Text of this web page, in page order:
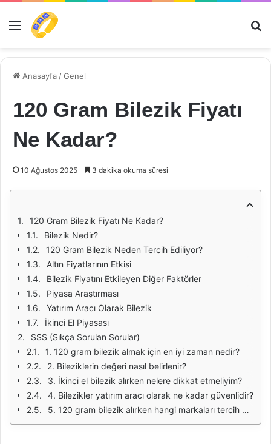
Menü
Anasayfa /Genel
120 Gram Bilezik Fiyatı
Ne Kadar?
10 Ağustos 2025 3 dakika okuma süresi
120 Gram Bilezik Fiyatı Ne Kadar?
Bilezik Nedir?
120 Gram Bilezik Neden Tercih Ediliyor?
Altın Fiyatlarının Etkisi
Bilezik Fiyatını Etkileyen Diğer Faktörler
Piyasa Araştırması
Yatırım Aracı Olarak Bilezik
İkinci El Piyasası
SSS (Sıkça Sorulan Sorular)
1. 120 gram bilezik almak için en iyi zaman nedir?
2. Bileziklerin değeri nasıl belirlenir?
3. İkinci el bilezik alırken nelere dikkat etmeliyim?
4. Bilezikler yatırım aracı olarak ne kadar güvenlidir?
5. 120 gram bilezik alırken hangi markaları tercih etmeliyim?